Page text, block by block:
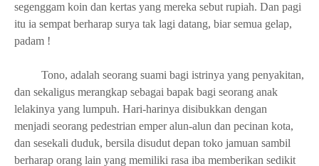
segenggam koin dan kertas yang mereka sebut rupiah. Dan pagi
itu ia sempat berharap surya tak lagi datang, biar semua gelap,
padam !
Tono, adalah seorang suami bagi istrinya yang penyakitan,
dan sekaligus merangkap sebagai bapak bagi seorang anak
lelakinya yang lumpuh. Hari-harinya disibukkan dengan
menjadi seorang pedestrian emper alun-alun dan pecinan kota,
dan sesekali duduk, bersila disudut depan toko jamuan sambil
berharap orang lain yang memiliki rasa iba memberikan sedikit